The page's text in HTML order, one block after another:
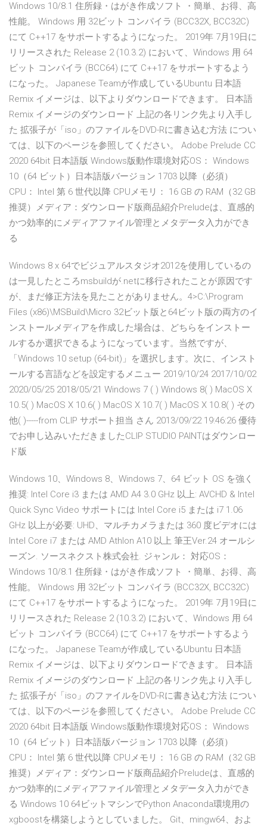
Windows 10/8.1 住所録・はがき作成ソフト ・簡単、お得、高
性能。 Windows 用 32ビット コンパイラ (BCC32X, BCC32C)
にて C++17 をサポートするようになった。 2019年 7月19日に
リリースされた Release 2 (10.3.2) において、Windows 用 64
ビット コンパイラ (BCC64) にて C++17 をサポートするよう
になった。 Japanese Teamが作成しているUbuntu 日本語
Remix イメージは、以下よりダウンロードできます。 日本語
Remix イメージのダウンロード 上記の各リンク先より入手し
た 拡張子が「iso」のファイルをDVD-Rに書き込む方法 につい
ては、以下のページを参照してください。 Adobe Prelude CC
2020 64bit 日本語版 Windows版動作環境対応OS： Windows
10（64 ビット）日本語版バージョン 1703 以降（必須）
CPU： Intel 第 6 世代以降 CPUメモリ： 16 GB の RAM（32 GB
推奨）メディア：ダウンロード版商品紹介Preludeは、直感的
かつ効率的にメディアファイル管理とメタデータ入力ができ
る
Windows 8 x 64でビジュアルスタジオ2012を使用しているの
は一見したところmsbuildが.netに移行されたことが原因です
が、まだ修正方法を見たことがありません。4>C:\Program
Files (x86)\MSBuild\Micro 32ビット版と64ビット版の両方のイ
ンストールメディアを作成した場合は、どちらをインストー
ルするか選択できるようになっています。当然ですが、
「Windows 10 setup (64-bit)」を選択します。次に、インスト
ールする言語などを設定するメニュー 2019/10/24 2017/10/02
2020/05/25 2018/05/21 Windows 7 ( ) Windows 8( ) MacOS X
10.5( ) MacOS X 10.6( ) MacOS X 10.7( ) MacOS X 10.8( ) その
他( )-----from CLIP サポート担当 さん 2013/09/22 19:46:26 優待
でお申し込みいただきましたCLIP STUDIO PAINTはダウンロー
ド版
Windows 10、Windows 8、Windows 7、64 ビット OS を強く
推奨: Intel Core i3 または AMD A4 3.0 GHz 以上: AVCHD & Intel
Quick Sync Video サポートには Intel Core i5 または i7 1.06
GHz 以上が必要: UHD、マルチカメラまたは 360 度ビデオには
Intel Core i7 または AMD Athlon A10 以上 筆王Ver.24 オールシ
ーズン. ソースネクスト株式会社. ジャンル： 対応OS：
Windows 10/8.1 住所録・はがき作成ソフト ・簡単、お得、高
性能。 Windows 用 32ビット コンパイラ (BCC32X, BCC32C)
にて C++17 をサポートするようになった。 2019年 7月19日に
リリースされた Release 2 (10.3.2) において、Windows 用 64
ビット コンパイラ (BCC64) にて C++17 をサポートするよう
になった。 Japanese Teamが作成しているUbuntu 日本語
Remix イメージは、以下よりダウンロードできます。 日本語
Remix イメージのダウンロード 上記の各リンク先より入手し
た 拡張子が「iso」のファイルをDVD-Rに書き込む方法 につい
ては、以下のページを参照してください。 Adobe Prelude CC
2020 64bit 日本語版 Windows版動作環境対応OS： Windows
10（64 ビット）日本語版バージョン 1703 以降（必須）
CPU： Intel 第 6 世代以降 CPUメモリ： 16 GB の RAM（32 GB
推奨）メディア：ダウンロード版商品紹介Preludeは、直感的
かつ効率的にメディアファイル管理とメタデータ入力ができ
る Windows 10 64ビットマシンでPython Anaconda環境用の
xgboostを構築しようとしていました。 Git、mingw64、およ